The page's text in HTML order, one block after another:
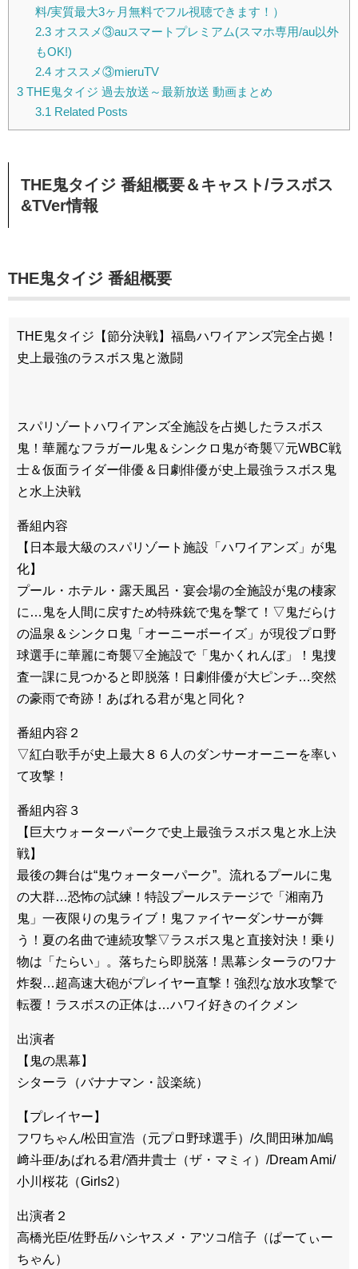
料/実質最大3ヶ月無料でフル視聴できます！）
2.3オススメ③auスマートプレミアム(スマホ専用/au以外
もOK!)
2.4オススメ③mieruTV
3 THE鬼タイジ 過去放送～最新放送 動画まとめ
3.1 Related Posts
THE鬼タイジ 番組概要＆キャスト/ラスボス
&TVer情報
THE鬼タイジ 番組概要
THE鬼タイジ【節分決戦】福島ハワイアンズ完全占拠！
史上最強のラスボス鬼と激闘
スパリゾートハワイアンズ全施設を占拠したラスボス
鬼！華麗なフラガール鬼＆シンクロ鬼が奇襲▽元WBC戦
士＆仮面ライダー俳優＆日劇俳優が史上最強ラスボス鬼
と水上決戦
番組内容
【日本最大級のスパリゾート施設「ハワイアンズ」が鬼
化】
プール・ホテル・露天風呂・宴会場の全施設が鬼の棲家
に…鬼を人間に戻すため特殊銃で鬼を撃て！▽鬼だらけ
の温泉＆シンクロ鬼「オーニーボーイズ」が現役プロ野
球選手に華麗に奇襲▽全施設で「鬼かくれんぼ」！鬼捜
査一課に見つかると即脱落！日劇俳優が大ピンチ…突然
の豪雨で奇跡！あばれる君が鬼と同化？
番組内容２
▽紅白歌手が史上最大８６人のダンサーオーニーを率い
て攻撃！
番組内容３
【巨大ウォーターパークで史上最強ラスボス鬼と水上決
戦】
最後の舞台は“鬼ウォーターパーク”。流れるプールに鬼
の大群…恐怖の試練！特設プールステージで「湘南乃
鬼」一夜限りの鬼ライブ！鬼ファイヤーダンサーが舞
う！夏の名曲で連続攻撃▽ラスボス鬼と直接対決！乗り
物は「たらい」。落ちたら即脱落！黒幕シターラのワナ
炸裂…超高速大砲がプレイヤー直撃！強烈な放水攻撃で
転覆！ラスボスの正体は…ハワイ好きのイクメン
出演者
【鬼の黒幕】
シターラ（バナナマン・設楽統）
【プレイヤー】
フワちゃん/松田宣浩（元プロ野球選手）/久間田琳加/嶋
﨑斗亜/あばれる君/酒井貴士（ザ・マミィ）/Dream Ami/
小川桜花（Girls2）
出演者２
高橋光臣/佐野岳/ハシヤスメ・アツコ/信子（ぱーてぃー
ちゃん）